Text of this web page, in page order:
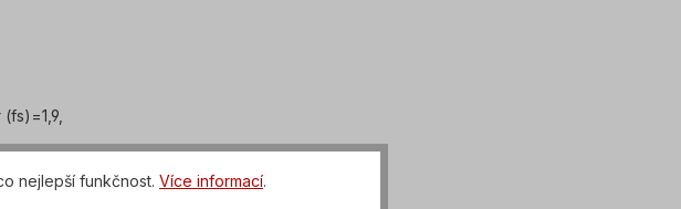
nejlepší funkčnost. Více informací.